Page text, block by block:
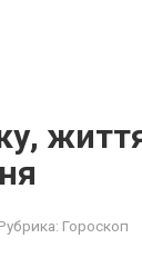
Гороскоп